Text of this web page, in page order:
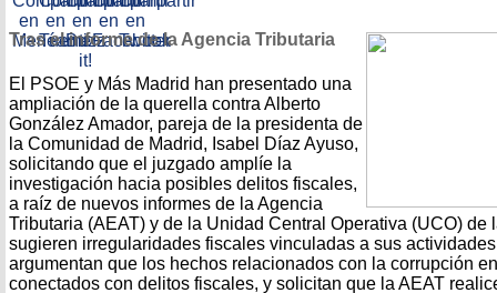
Tras el informe de la Agencia Tributaria
El PSOE y Más Madrid han presentado una
ampliación de la querella contra Alberto
González Amador, pareja de la presidenta de
la Comunidad de Madrid, Isabel Díaz Ayuso,
solicitando que el juzgado amplíe la
investigación hacia posibles delitos fiscales,
a raíz de nuevos informes de la Agencia
Tributaria (AEAT) y de la Unidad Central Operativa (UCO) de
sugieren irregularidades fiscales vinculadas a sus
argumentan que los hechos relacionados con la corrupción
conectados con delitos fiscales, y solicitan que la AEAT